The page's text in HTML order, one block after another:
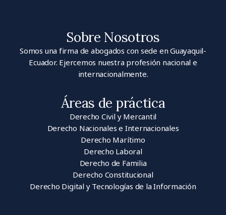
Sobre Nosotros
Somos una firma de abogados con sede en Guayaquil-
Ecuador. Ejercemos nuestra profesión nacional e
internacionalmente.
Áreas de práctica
Derecho Civil y Mercantil
Derecho Nacionales e Internacionales
Derecho Marítimo
Derecho Laboral
Derecho de Familia
Derecho Constitucional
Derecho Digital y Tecnologías de la Información